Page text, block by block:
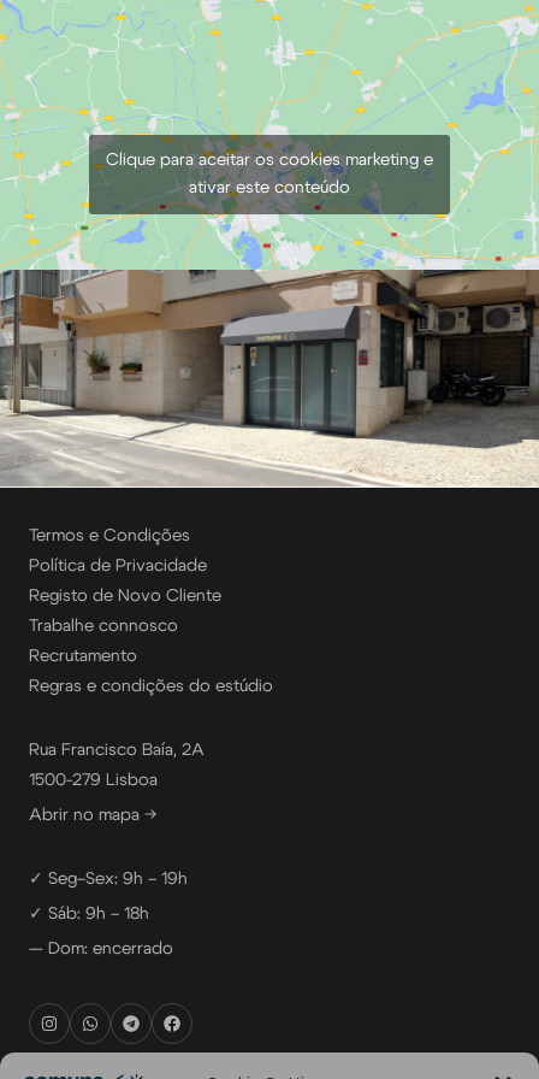
Clique para aceitar os cookies marketing e
ativar este conteúdo
Termos e Condições
Política de Privacidade
Registo de Novo Cliente
Trabalhe connosco
Recrutamento
Regras e condições do estúdio
Rua Francisco Baía, 2A
1500-279 Lisboa
Abrir no mapa →
✓ Seg–Sex: 9h – 19h
✓ Sáb: 9h – 18h
— Dom: encerrado